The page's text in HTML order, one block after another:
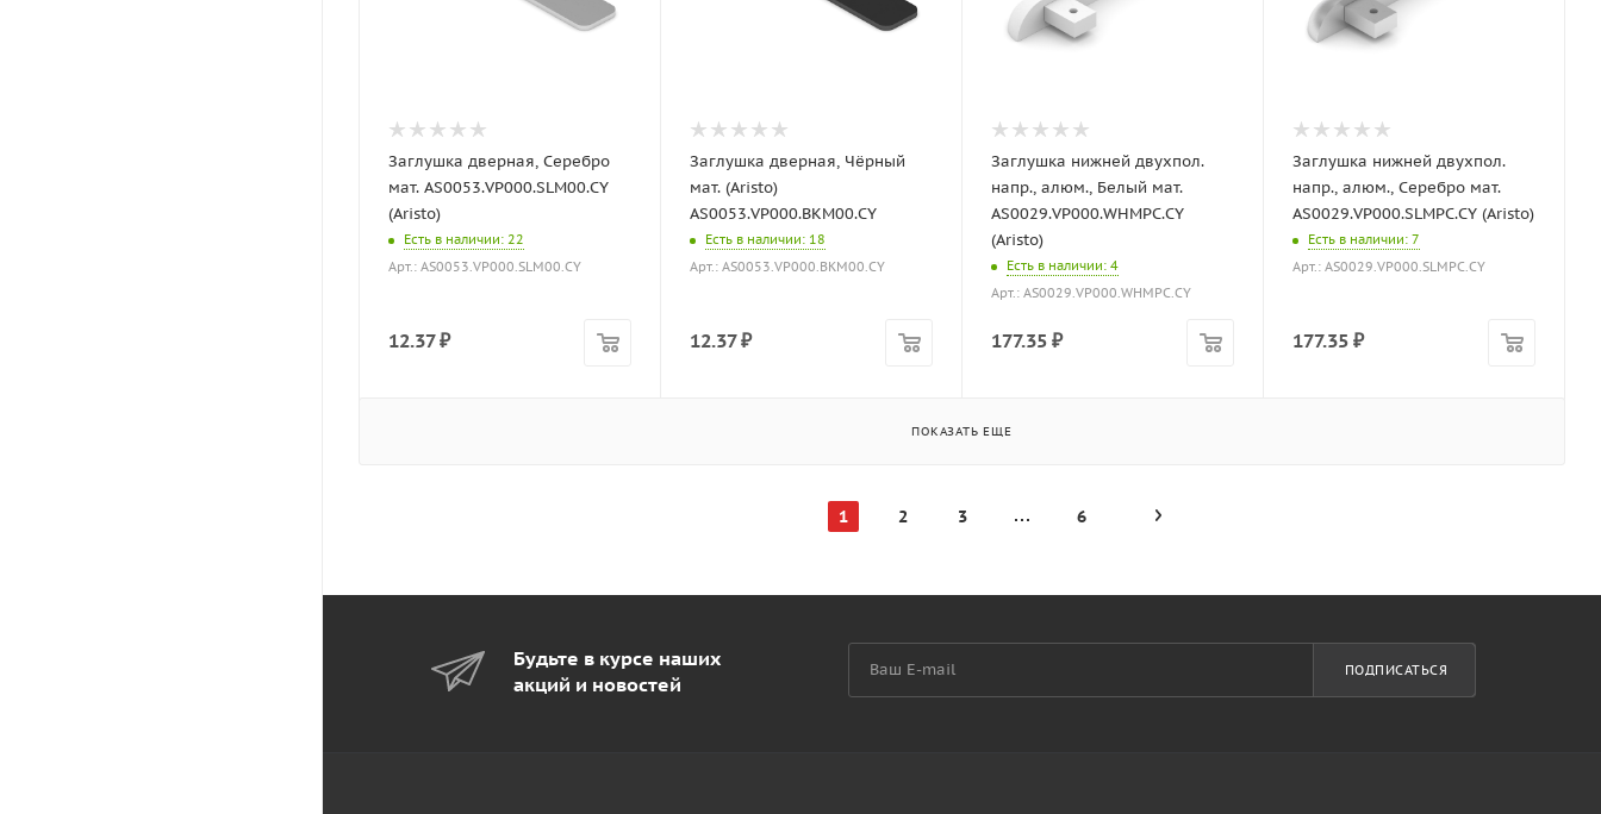
Заглушка дверная, Серебро
мат. AS0053.VP000.SLM00.CY
(Aristo)
Есть в наличии: 22
Арт.: AS0053.VP000.SLM00.CY
12.37₽
Заглушка дверная, Чёрный
мат. (Aristo)
AS0053.VP000.BKM00.CY
Есть в наличии: 18
Арт.: AS0053.VP000.BKM00.CY
12.37₽
Заглушка нижней двухпол.
напр., алюм., Белый мат.
AS0029.VP000.WHMPC.CY
(Aristo)
Есть в наличии: 4
Арт.: AS0029.VP000.WHMPC.CY
177.35 ₽
Заглушка нижней двухпол.
напр., алюм., Серебро мат.
AS0029.VP000.SLMPC.CY (Aristo)
Есть в наличии: 7
Арт.: AS0029.VP000.SLMPC.CY
177.35 ₽
ПОКАЗАТЬ ЕЩЕ
1 2 3 6
Будьте в курсе наших
акций и новостей
ПОДПИСАТЬСЯ